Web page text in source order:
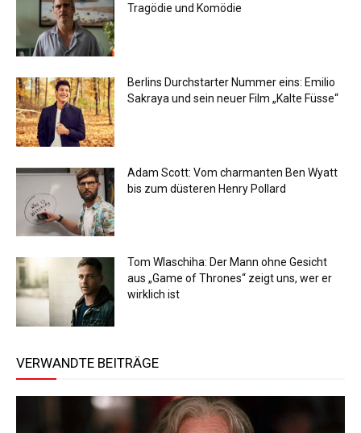
Tragödie und Komödie
Berlins Durchstarter Nummer eins: Emilio
Sakraya und sein neuer Film „Kalte Füsse“
Adam Scott: Vom charmanten Ben Wyatt
bis zum düsteren Henry Pollard
Tom Wlaschiha: Der Mann ohne Gesicht
aus „Game of Thrones“ zeigt uns, wer er
wirklich ist
VERWANDTE BEITRÄGE